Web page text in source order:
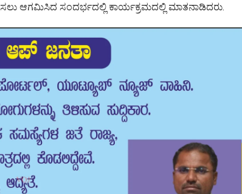
ಆಗಮಿಸಿದ ಸಂದರ್ಭದಲ್ಲಿ ಕಾರ್ಯಕ್ರಮದಲ್ಲಿ ಮಾತನಾಡಿದರು.